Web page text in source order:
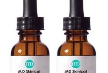
價
格：
NT$8,000。